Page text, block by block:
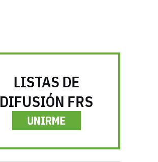
LISTAS DE
DIFUSIÓN FRS
UNIRME